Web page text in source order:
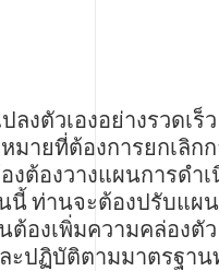
ตัวเองอย่างรวดเร็
ายที่ต้องการยกเลิก
งต้องวางแผนการดำ
นี้ ท่านจะต้องปรับแ
ต้องเพิ่มความคล่อง
ปฏิบัติตามมาตรฐาน